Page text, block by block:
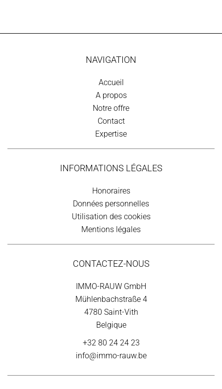
NAVIGATION
Accueil
A propos
Notre offre
Contact
Expertise
INFORMATIONS LÉGALES
Honoraires
Données personnelles
Utilisation des cookies
Mentions légales
CONTACTEZ-NOUS
IMMO-RAUW GmbH
Mühlenbachstraße 4
4780 Saint-Vith
Belgique
+32 80 24 24 23
info@immo-rauw.be